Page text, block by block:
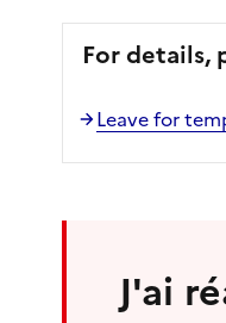
For details,
Leave for
J'ai